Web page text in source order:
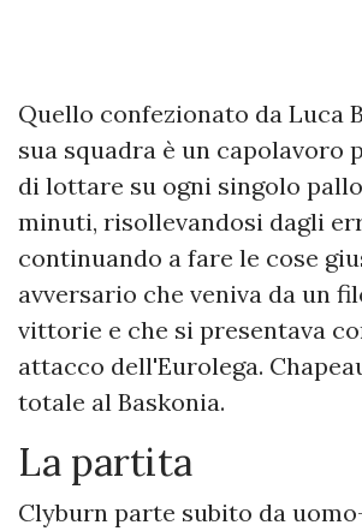
Quello confezionato da Luca
sua squadra è un capolavoro
di lottare su ogni singolo
minuti, risollevandosi dagli
continuando a fare le cose
avversario che veniva da un
vittorie e che si presentava
attacco dell'Eurolega.
totale al Baskonia.
La partita
Clyburn parte subito da